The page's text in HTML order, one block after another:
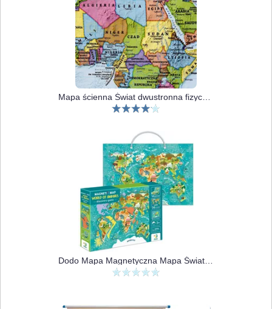
Mapa ścienna Świat dwustronna fizyczno-polityczna 1:60 000 000
Dodo Mapa Magnetyczna Mapa Świata Zwierząt